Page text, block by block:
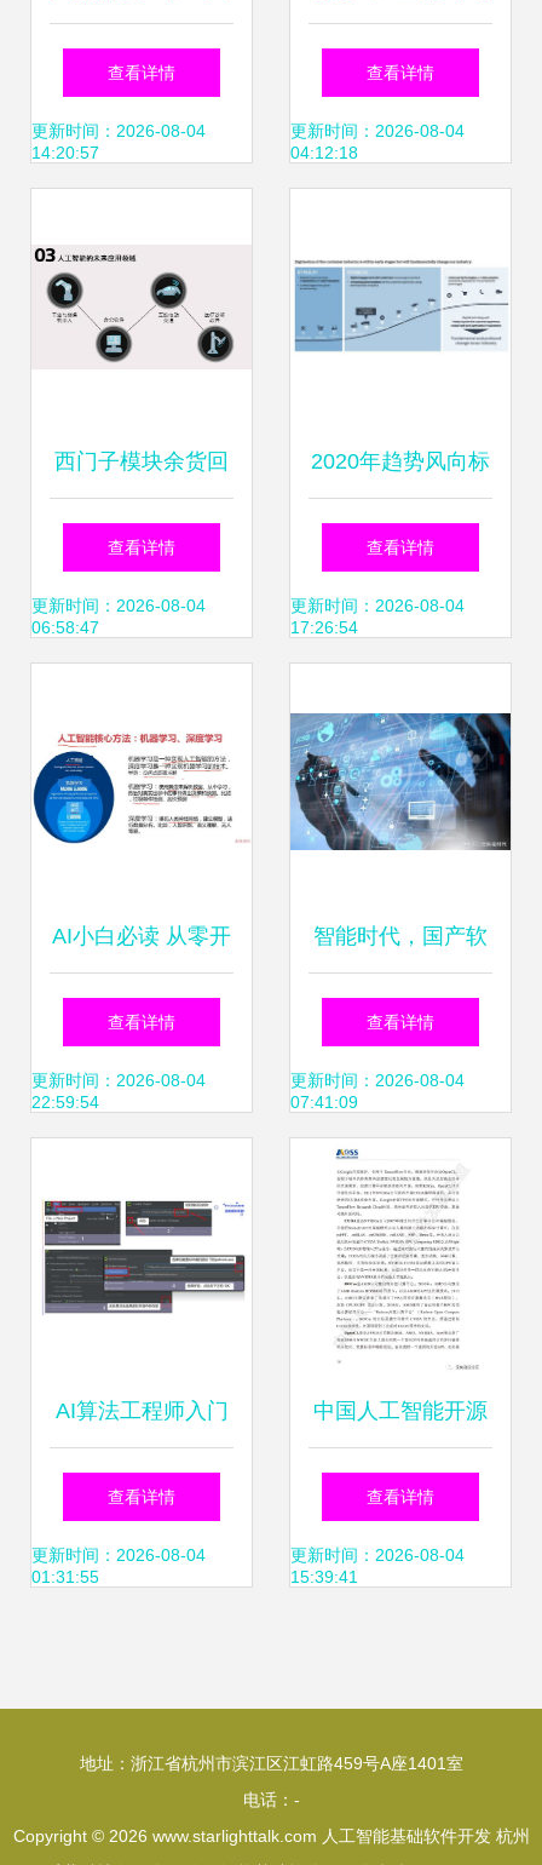
股价翻倍 经历大风
大浪，AI价值如何
查看详情
更新时间：2026-08-04
14:20:57
机” 当人工智能让
人类成为看客
查看详情
更新时间：2026-08-04
04:12:18
西门子模块余货回
收与人工智能基础
软件开发的协同发
查看详情
更新时间：2026-08-04
06:58:47
2020年趋势风向标
工业互联网与人工
智能应用成为基本
查看详情
更新时间：2026-08-04
17:26:54
AI小白必读 从零开
始用Python实现机
器学习，夯实人工
查看详情
更新时间：2026-08-04
22:59:54
智能时代，国产软
件生态要整体突围
以人工智能基础软
件为起点
查看详情
更新时间：2026-08-04
07:41:09
AI算法工程师入门
Python基础与开发
环境搭建指南
查看详情
更新时间：2026-08-04
01:31:55
中国人工智能开源
软件发展白皮书
2018深度解析 人
查看详情
更新时间：2026-08-04
15:39:41
地址：浙江省杭州市滨江区江虹路459号A座1401室
电话：-
Copyright © 2026 www.starlighttalk.com 人工智能基础软件开发 杭州